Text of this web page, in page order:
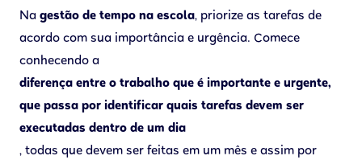
Na gestão de tempo na escola, priorize as tarefas de
acordo com sua importância e urgência. Comece
conhecendo a
diferença entre o trabalho que é importante e urgente,
que passa por identificar quais tarefas devem ser
executadas dentro de um dia
, todas que devem ser feitas em um mês e assim por